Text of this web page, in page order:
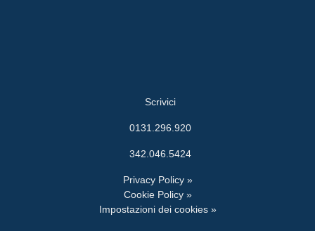
Scrivici
0131.296.920
342.046.5424
Privacy Policy »
Cookie Policy »
Impostazioni dei cookies »